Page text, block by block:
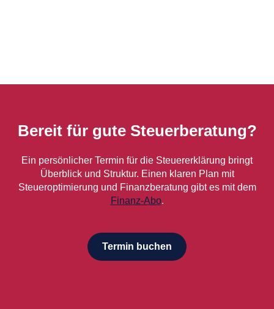
Bereit für gute Steuerberatung?
Ein persönlicher Termin für die Steuererklärung bringt
Überblick und Struktur. Einen klaren Plan mit
Steueroptimierung und Finanzberatung gibt es mit dem
Finanz-Abo.
Termin buchen